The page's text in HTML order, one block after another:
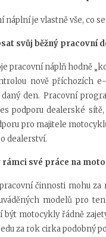
náplní je vlastně vše, co
svůj běžný pracovní
pracovní náplň hodně
nově příchozích
den. Pracovní
podporu dealerské
pro majitele
dealerství.
rámci své práce na
činnosti mohu
modelů pro
být motocykly řádně
za rok cirka podobný